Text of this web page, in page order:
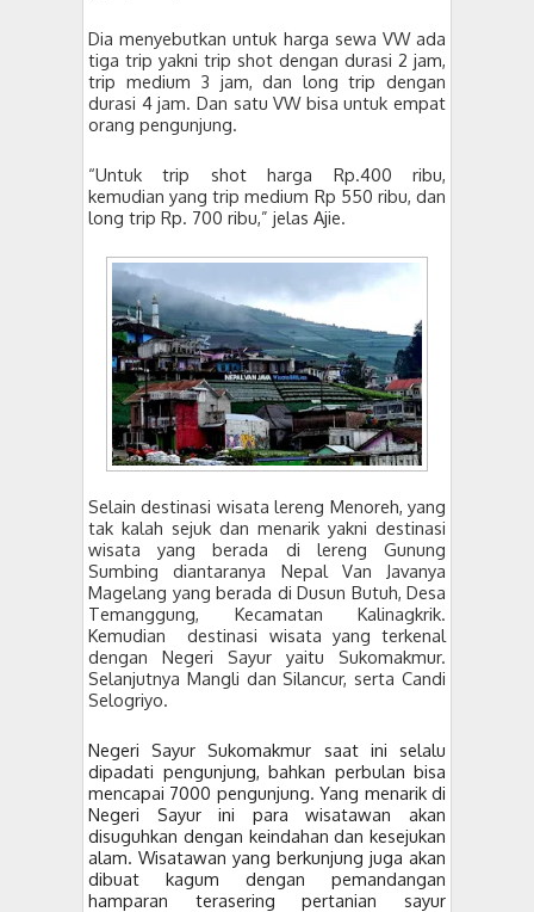
Dia menyebutkan untuk harga sewa VW ada
tiga trip yakni trip shot dengan durasi 2 jam,
trip medium 3 jam, dan long trip dengan
durasi 4 jam. Dan satu VW bisa untuk empat
orang pengunjung.
“Untuk trip shot harga Rp.400 ribu,
kemudian yang trip medium Rp 550 ribu, dan
long trip Rp. 700 ribu,” jelas Ajie.
Selain destinasi wisata lereng Menoreh, yang
tak kalah sejuk dan menarik yakni destinasi
wisata yang berada di lereng Gunung
Sumbing diantaranya Nepal Van Javanya
Magelang yang berada di Dusun Butuh, Desa
Temanggung, Kecamatan Kalinagkrik.
Kemudian
destinasi wisata yang terkenal
dengan Negeri Sayur yaitu Sukomakmur.
Selanjutnya Mangli dan Silancur, serta Candi
Selogriyo.
Negeri Sayur Sukomakmur saat ini selalu
dipadati pengunjung, bahkan perbulan bisa
mencapai 7000 pengunjung. Yang menarik di
Negeri Sayur ini para wisatawan akan
disuguhkan dengan keindahan dan kesejukan
alam. Wisatawan yang berkunjung juga akan
dibuat kagum dengan pemandangan
hamparan terasering pertanian sayur